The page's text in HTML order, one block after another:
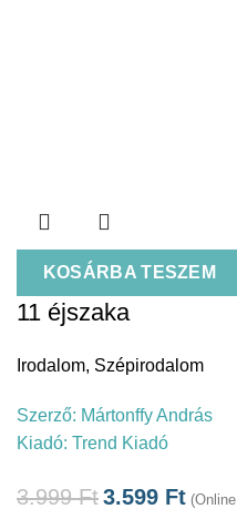
KOSÁRBA TESZEM
11 éjszaka
Irodalom, Szépirodalom
Szerző: Mártonffy András
Kiadó: Trend Kiadó
3.999Ft3.599 Ft (Online